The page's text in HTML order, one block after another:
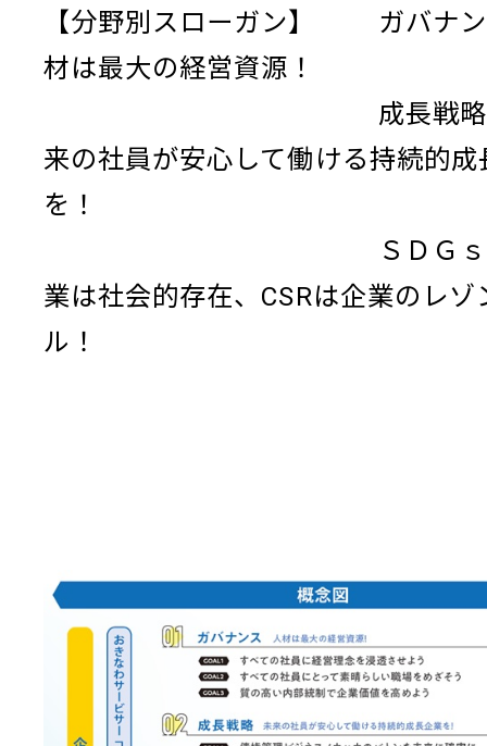
【分野別スローガン】 ガバナ
材は最大の経営資源！
成長戦略
来の社員が安心して働ける持続的成
を！
ＳＤＧｓ
業は社会的存在、CSRは企業のレゾ
ル！